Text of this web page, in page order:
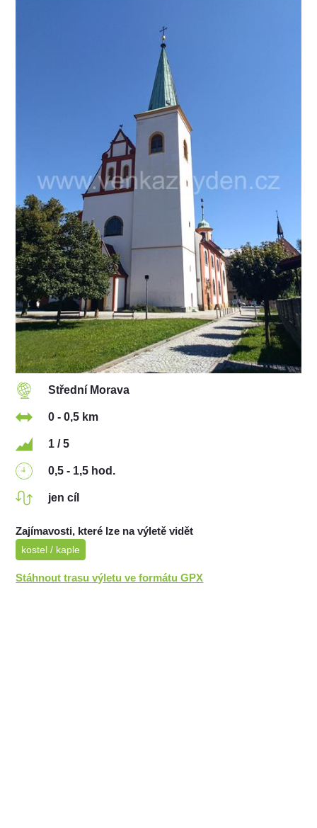
Střední Morava
0 - 0,5 km
1 / 5
0,5 - 1,5 hod.
jen cíl
Zajímavosti, které lze na výletě vidět
kostel / kaple
Stáhnout trasu výletu ve formátu GPX